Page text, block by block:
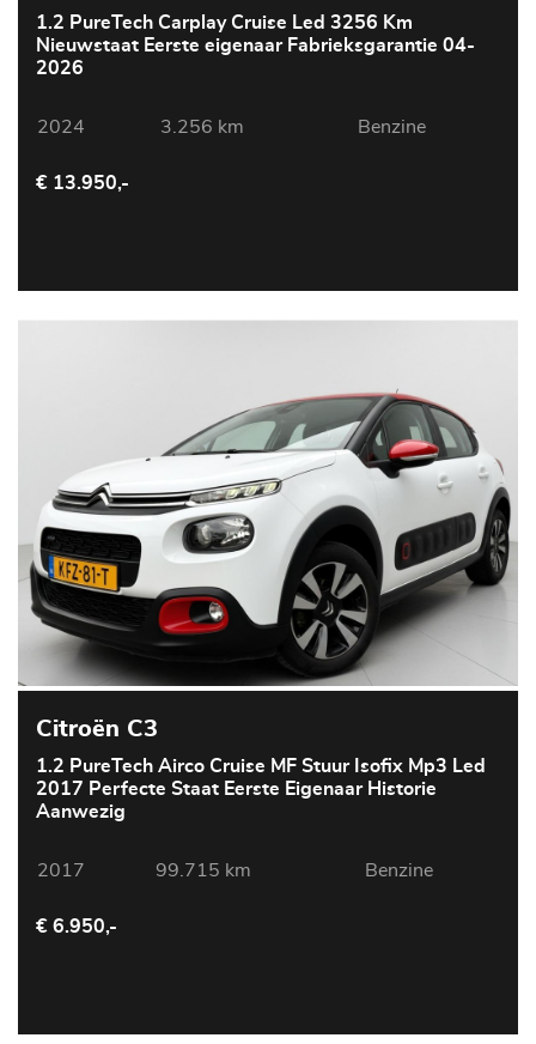
1.2 PureTech Carplay Cruise Led 3256 Km
Nieuwstaat Eerste eigenaar Fabrieksgarantie 04-
2026
2024 3.256 km Benzine
€ 13.950,-
Citroën C3
1.2 PureTech Airco Cruise MF Stuur Isofix Mp3 Led
2017 Perfecte Staat Eerste Eigenaar Historie
Aanwezig
2017 99.715 km Benzine
€ 6.950,-